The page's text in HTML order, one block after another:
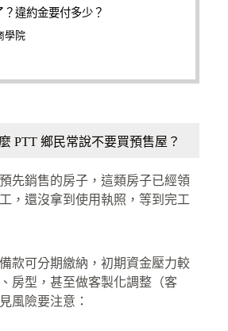
違約金要付多少？
學院
PTT 鄉民常說不要買預售屋？
先銷售的房子，這類房子已經領
，還沒拿到使用執照，等到完工
款可分期繳納，初期資金壓力較
房型，甚至做客製化調整（客
風險要注意：